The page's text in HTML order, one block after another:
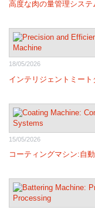
高度な肉の量管理シス
18/05/2026
インテリジェントミー
15/05/2026
コーティングマシン:自